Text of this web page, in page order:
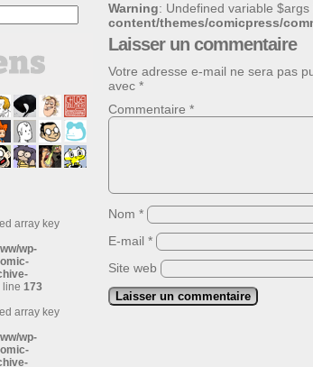
array key
wp-
line 173
array key
wp-
Warning: Undefined variable $args
content/themes/comicpress/
Laisser un commentaire
Votre adresse e-mail ne sera pas
avec *
Commentaire *
Nom *
E-mail *
Site web